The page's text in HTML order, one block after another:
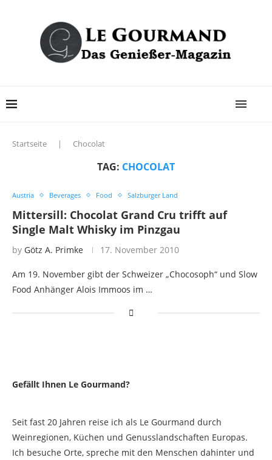
Startseite | Chocolat
TAG: CHOCOLAT
Austria Beverages Food Salzburger Land
Mittersill: Chocolat Grand Cru trifft auf
Single Malt Whisky im Pinzgau
by Götz A. Primke 17. November 2010
Am 19. November gibt der Schweizer „Chocosoph“ und Slow
Food Anhänger Alois Immoos im …
Gefällt Ihnen Le Gourmand?
Seit fast 20 Jahren reise ich als Le Gourmand durch
Weinregionen, Küchen und Genusslandschaften Europas.
Ich besuche Orte, spreche mit den Menschen dahinter und